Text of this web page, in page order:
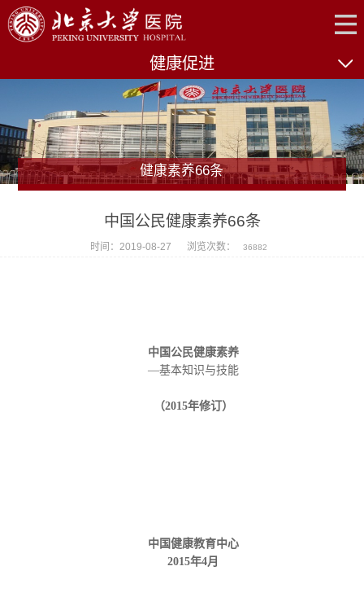
健康促进
健康素养66条
中国公民健康素养66条
时间：2019-08-27 浏览次数： 36882
中国公民健康素养
—基本知识与技能
（2015年修订）
中国健康教育中心
2015年4月